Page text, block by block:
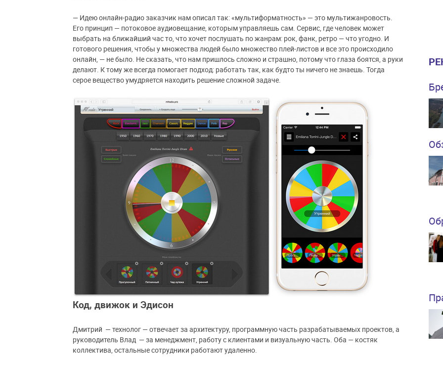
— Идею онлайн-радио заказчик нам описал так: «мультиформатность» — это мультижанровость.
Его принцип — потоковое аудиовещание, которым управляешь сам. Сервис, где человек может
выбрать на ближайший час то, что хочет послушать по жанрам: рок, фанк, ретро — что угодно. И
готового решения, чтобы у множества людей было множество плей-листов и все это происходило
онлайн, — не было. Не сказать, что нам пришлось сложно и страшно, потому что глаза боятся, а руки
делают. К тому же всегда помогает подход: работать так, как будто ты ничего не знаешь. Тогда
серое вещество умудряется находить решение сложной задаче.
Код, движок и Эдисон
Дмитрий — технолог — отвечает за архитектуру, программную часть разрабатываемых проектов , а
руководитель Влад —за менеджмент, работу с клиентами и визуальную часть. Оба — костяк
коллектива, остальные сотрудники работают удаленно.